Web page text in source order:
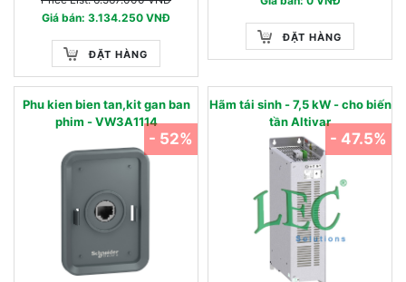
Giá bán: 3.134.250 VNĐ
ĐẶT HÀNG
ĐẶT HÀNG
Phu kien bien tan,kit gan ban
phim - VW3A1114
- 52%
Hãm tái sinh - 7,5 kW - cho biến
tần Altivar
- 47.5%